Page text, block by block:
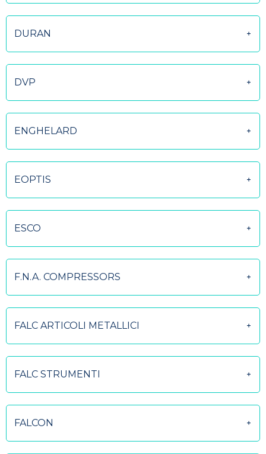
DURAN
DVP
ENGHELARD
EOPTIS
ESCO
F.N.A. COMPRESSORS
FALC ARTICOLI METALLICI
FALC STRUMENTI
FALCON